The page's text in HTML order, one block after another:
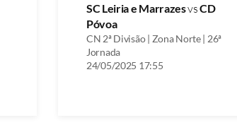
SC Leiria e MarrazesvsCD
Póvoa
CN 2ª Divisão | Zona Norte | 26ª
Jornada
24/05/2025 17:55